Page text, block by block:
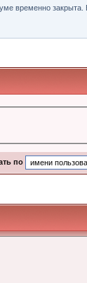
временно
по